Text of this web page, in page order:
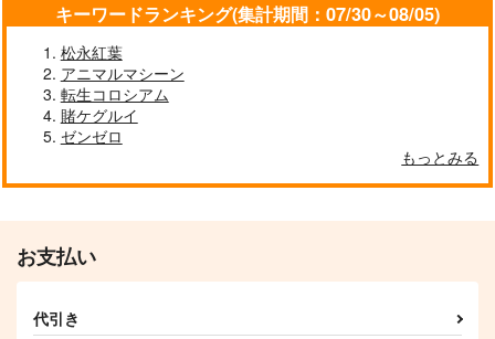
キーワードランキング(集計期間：07/30～08/05)
松永紅葉
アニマルマシーン
転生コロシアム
賭ケグルイ
ゼンゼロ
もっとみる
お支払い
代引き